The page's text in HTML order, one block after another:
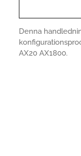
Denna
AX20 AX1800.